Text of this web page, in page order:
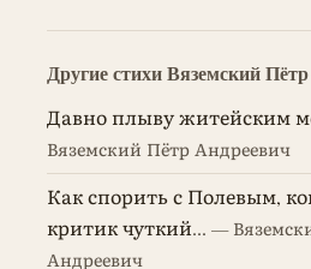
Другие стихи Вяземский
Давно плыву житейским
Вяземский Пётр Андреевич
Как спорить с Полевым,
критик чуткий... —
Андреевич